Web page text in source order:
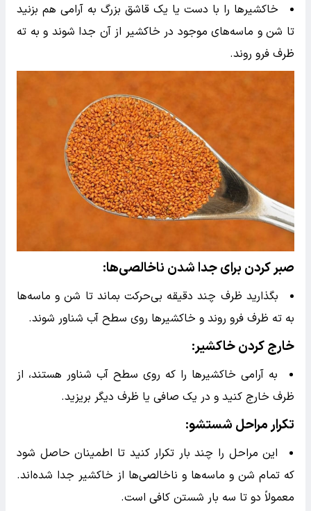
خاکشیرها را با دست یا یک قاشق بزرگ به آرامی هم بزنید
تا شن و ماسه‌های موجود در خاکشیر از آن جدا شوند و به ته
ظرف فرو روند.
صبر کردن برای جدا شدن ناخالصی‌ها:
بگذارید ظرف چند دقیقه بی‌حرکت بماند تا شن و ماسه‌ها
به ته ظرف فرو روند و خاکشیرها روی سطح آب شناور شوند.
خارج کردن خاکشیر:
به آرامی خاکشیرها را که روی سطح آب شناور هستند، از
ظرف خارج کنید و در یک صافی یا ظرف دیگر بریزید.
تکرار مراحل شستشو:
این مراحل را چند بار تکرار کنید تا اطمینان حاصل شود
که تمام شن و ماسه‌ها و ناخالصی‌ها از خاکشیر جدا شده‌اند.
معمولاً دو تا سه بار شستن کافی است.